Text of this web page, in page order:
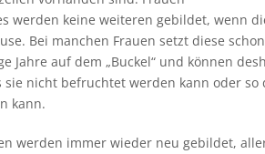
werden keine weiteren gebildet, wenn
Bei manchen Frauen setzt diese
auf dem „Buckel“ und können
nicht befruchtet werden kann oder so
kann.
werden immer wieder neu gebildet,